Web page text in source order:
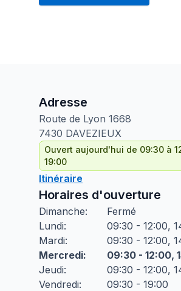
Adresse
Route de Lyon 1668
7430 DAVEZIEUX
Ouvert aujourd'hui de 09:30 à
19:00
Itinéraire
Horaires d'ouverture
Dimanche:
Fermé
Lundi:
09:30 - 12:00,
Mardi:
09:30 - 12:00,
Mercredi:
09:30 - 12:00,
Jeudi:
09:30 - 12:00,
Vendredi:
09:30 - 19:00